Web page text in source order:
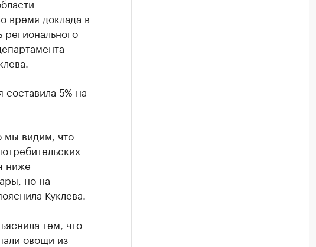
время доклада в
регионального
5% на
мы видим, что
ниже
но на
Куклева.
тем, что
овощи из